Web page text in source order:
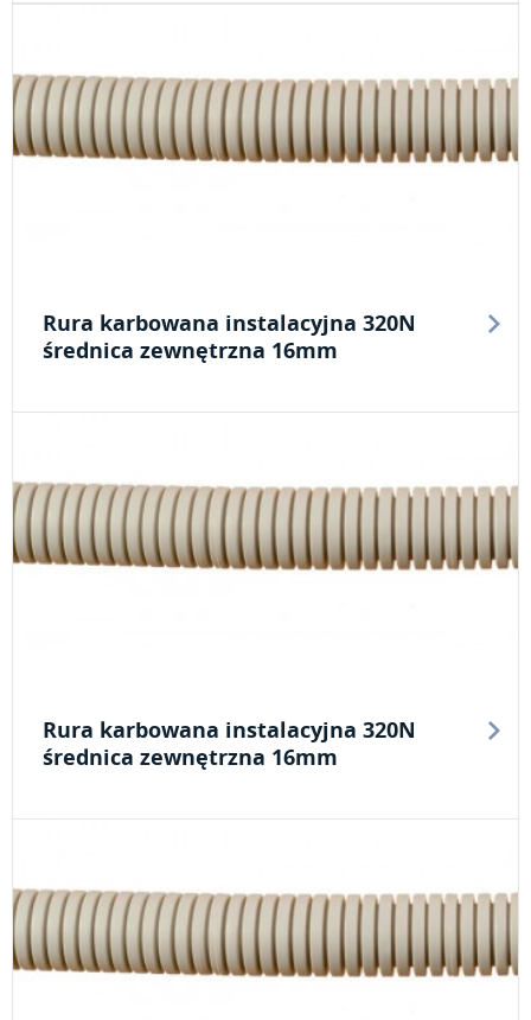
Rura karbowana instalacyjna 320N
średnica zewnętrzna 16mm
Rura karbowana instalacyjna 320N
średnica zewnętrzna 16mm